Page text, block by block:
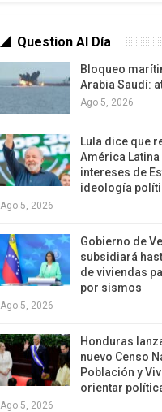
Question Al Día
Bloqueo
Arabia Saudí:
Ago 5, 2026
Lula dice que
América
intereses de
ideología
Ago 5, 2026
Gobierno de
subsidiará
de viviendas
por sismos
Ago 5, 2026
Honduras
nuevo Censo
Población y
orientar
Ago 5, 2026